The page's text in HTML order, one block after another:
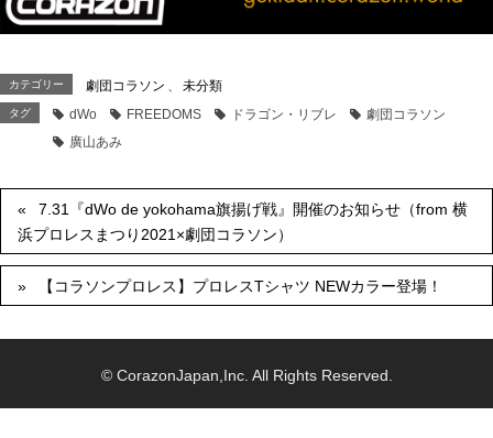
カテゴリー 劇団コラソン 、 未分類
タグ dWo FREEDOMS ドラゴン・リブレ
劇団コラソン
廣山あみ
7.31『dWo de yokohama旗揚げ戦』開催のお知らせ（from 横
浜プロレスまつり2021×劇団コラソン）
【コラソンプロレス】プロレスTシャツ NEWカラー登場！
© CorazonJapan,Inc. All Rights Reserved.